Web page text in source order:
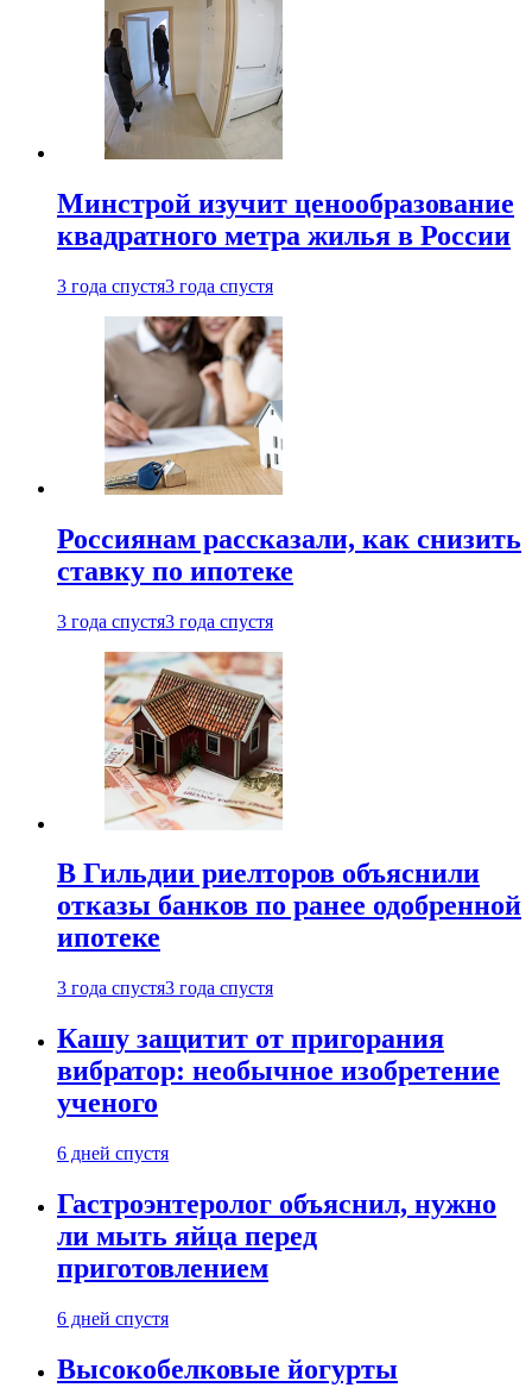
Минстрой изучит ценообразование
квадратного метра жилья в России
3 года спустя3 года спустя
Россиянам рассказали, как снизить
ставку по ипотеке
3 года спустя3 года спустя
В Гильдии риелторов объяснили
отказы банков по ранее одобренной
ипотеке
3 года спустя3 года спустя
Кашу защитит от пригорания
вибратор: необычное изобретение
ученого
6 дней спустя
Гастроэнтеролог объяснил, нужно
ли мыть яйца перед
приготовлением
6 дней спустя
Высокобелковые йогурты